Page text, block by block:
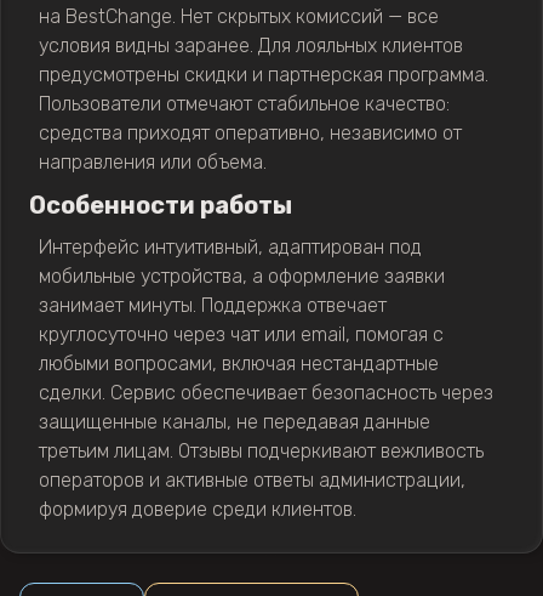
на BestChange. Нет скрытых комиссий — все
условия видны заранее. Для лояльных клиентов
предусмотрены скидки и партнерская программа.
Пользователи отмечают стабильное качество:
средства приходят оперативно, независимо от
направления или объема.
Особенности работы
Интерфейс интуитивный, адаптирован под
мобильные устройства, а оформление заявки
занимает минуты. Поддержка отвечает
круглосуточно через чат или email, помогая с
любыми вопросами, включая нестандартные
сделки. Сервис обеспечивает безопасность через
защищенные каналы, не передавая данные
третьим лицам. Отзывы подчеркивают вежливость
операторов и активные ответы администрации,
формируя доверие среди клиентов.